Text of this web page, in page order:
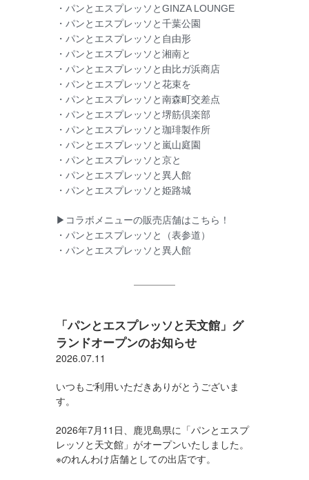
・パンとエスプレッソとGINZA LOUNGE
・パンとエスプレッソと千葉公園
・パンとエスプレッソと自由形
・パンとエスプレッソと湘南と
・パンとエスプレッソと由比ガ浜商店
・パンとエスプレッソと花束を
・パンとエスプレッソと南森町交差点
・パンとエスプレッソと堺筋倶楽部
・パンとエスプレッソと珈琲製作所
・パンとエスプレッソと嵐山庭園
・パンとエスプレッソと京と
・パンとエスプレッソと異人館
・パンとエスプレッソと姫路城
▶コラボメニューの販売店舗はこちら！
・パンとエスプレッソと（表参道）
・パンとエスプレッソと異人館
「パンとエスプレッソと天文館」グ
ランドオープンのお知らせ
2026.07.11
いつもご利用いただきありがとうございま
す。
2026年7月11日、鹿児島県に「パンとエスプ
レッソと天文館」がオープンいたしました。
※のれんわけ店舗としての出店です。